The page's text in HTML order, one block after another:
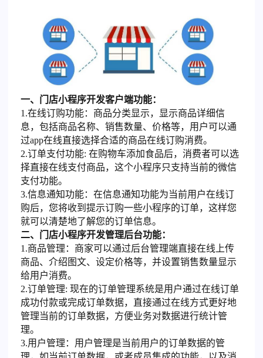
一、门店小程序开发客户端功能：
1.在线订购功能：商品分类显示，显示商品详细信
息，包括商品名称、销售数量、价格等，用户可以通
过app在线直接选择合适的商品在线订购消费。
2.订单支付功能: 在购物车添加食品后，消费者可以选
择直接在线支付商品，这个小程序只支持当前的微信
支付功能。
3.信息通知功能：在信息通知功能为当前用户在线订
购后，您将收到提示订购一些小程序的订单，这样您
就可以清楚地了解您的订单信息。
二、门店小程序开发管理后台功能：
1.商品管理：商家可以通过后台管理端直接在线上传
商品、介绍图文、设定价格等，并设置销售数量显示
给用户消费。
2.订单管理: 现在的订单管理系统是用户通过在线订单
成功付款或完成订单数据，直接通过在线方式更好地
管理当前的订单数据，方便业务对数据进行统计管
理。
3.用户管理：用户管理是当前用户的订单数据的管